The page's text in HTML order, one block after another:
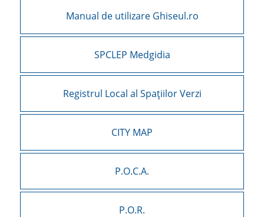
Manual de utilizare Ghiseul.ro
SPCLEP Medgidia
Registrul Local al Spațiilor Verzi
CITY MAP
P.O.C.A.
P.O.R.